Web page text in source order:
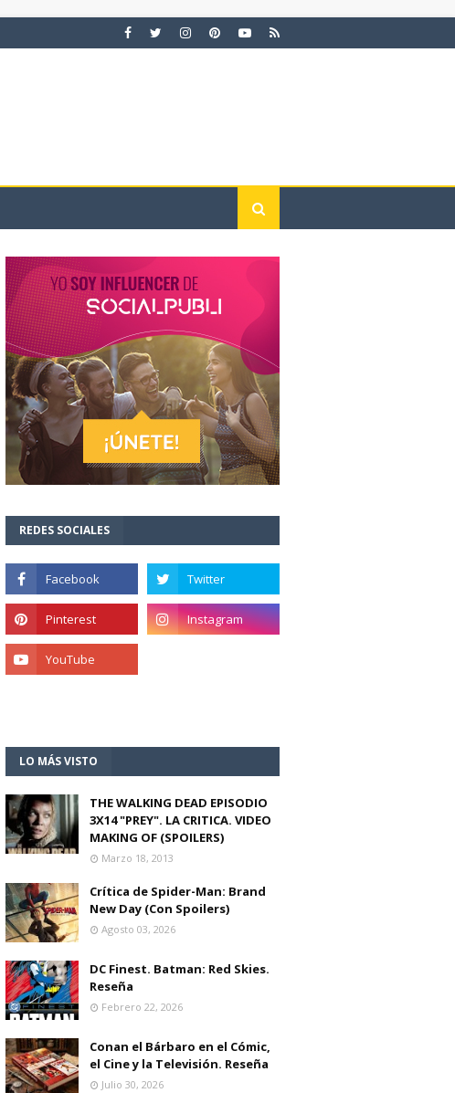
REDES SOCIALES
LO MÁS VISTO
THE WALKING DEAD EPISODIO
3X14 "PREY". LA CRITICA. VIDEO
MAKING OF (SPOILERS)
Marzo 18, 2013
Crítica de Spider-Man: Brand
New Day (Con Spoilers)
Agosto 03, 2026
DC Finest. Batman: Red Skies.
Reseña
Febrero 22, 2026
Conan el Bárbaro en el Cómic,
el Cine y la Televisión. Reseña
Julio 30, 2026